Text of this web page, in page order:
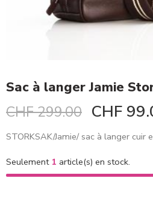
Sac à langer Jamie
CHF299.00 CHF
STORKSAK/Jamie/ sac à langer cuir
Seulement 1 article(s) en stock.